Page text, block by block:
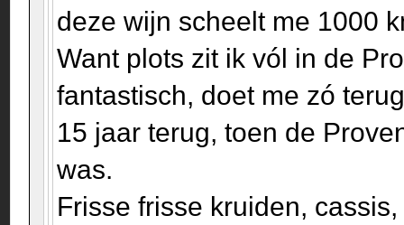
deze wijn scheelt me 1000
Want plots zit ik vól in de
fantastisch, doet me zó
15 jaar terug, toen de
was.
Frisse frisse kruiden,